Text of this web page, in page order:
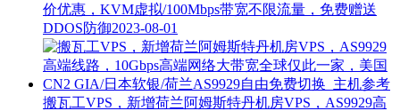
价优惠，KVM虚拟/100Mbps带宽不限流量，免费赠送
DDOS防御2023-08-01
搬瓦工VPS，新增荷兰阿姆斯特丹机房VPS，AS9929高